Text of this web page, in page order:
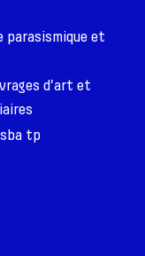
parasismique et
d’art et
tp